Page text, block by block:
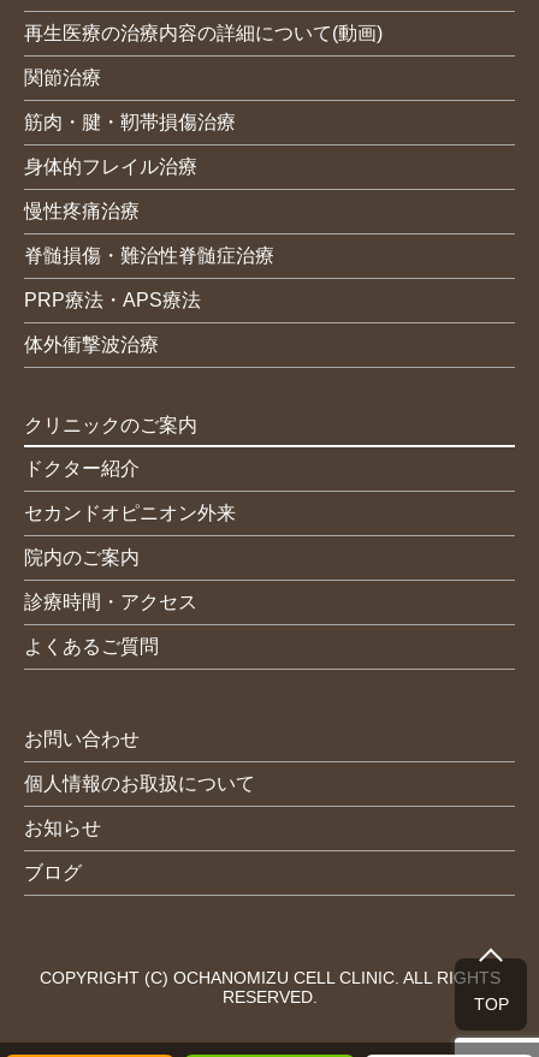
再生医療の治療内容の詳細について(動画)
関節治療
筋肉・腱・靭帯損傷治療
身体的フレイル治療
慢性疼痛治療
脊髄損傷・難治性脊髄症治療
PRP療法・APS療法
体外衝撃波治療
クリニックのご案内
ドクター紹介
セカンドオピニオン外来
院内のご案内
診療時間・アクセス
よくあるご質問
お問い合わせ
個人情報のお取扱について
お知らせ
ブログ
COPYRIGHT (C) OCHANOMIZU CELL CLINIC. ALL RIGHTS
RESERVED.
TOP